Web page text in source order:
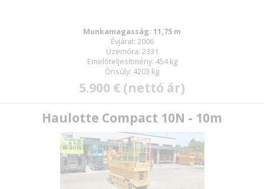
Munkamagasság: 11,75 m
Évjárat: 2006
Üzemóra: 2331
Emelőteljesítmény: 454 kg
Önsúly: 4203 kg
5.900 € (nettó ár)
Haulotte Compact 10N - 10m